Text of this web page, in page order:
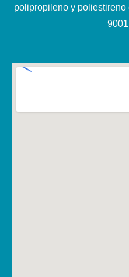
polipropileno y